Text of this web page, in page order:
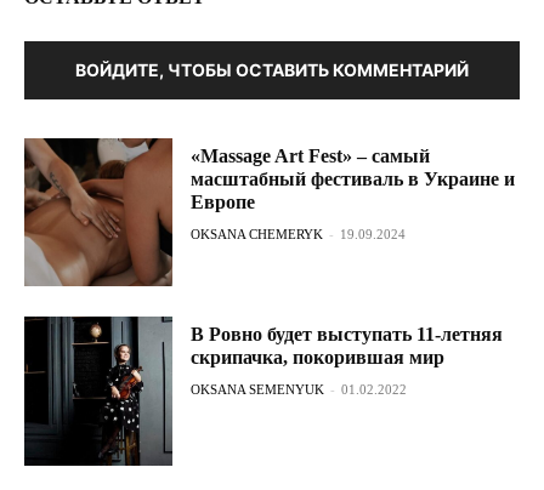
ВОЙДИТЕ, ЧТОБЫ ОСТАВИТЬ КОММЕНТАРИЙ
«Massage Art Fest» – самый
масштабный фестиваль в Украине и
Европе
OKSANA CHEMERYK - 19.09.2024
В Ровно будет выступать 11-летняя
скрипачка, покорившая мир
OKSANA SEMENYUK - 01.02.2022